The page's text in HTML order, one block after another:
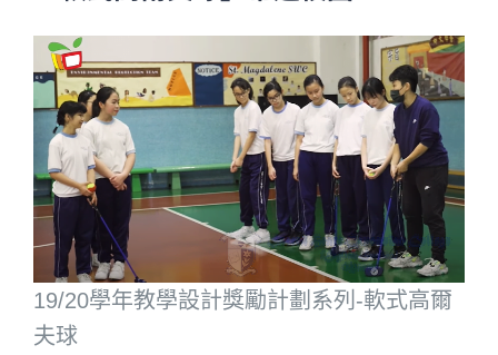
19/20學年教學設計獎勵計劃系列-軟式高爾
夫球